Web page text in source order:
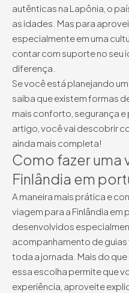
autênticas na Lapônia, o
as idades. Mas para
especialmente em uma
contar com suporte no seu
diferença.
Se você está planejando
saiba que existem formas
mais conforto, segurança
artigo, você vai descobrir
ainda mais completa!
Como fazer uma
Finlândia em
A maneira mais prática e
viagem para a Finlândia
desenvolvidos
acompanhamento de
toda a jornada. Mais do
essa escolha permite que
experiência, aproveite